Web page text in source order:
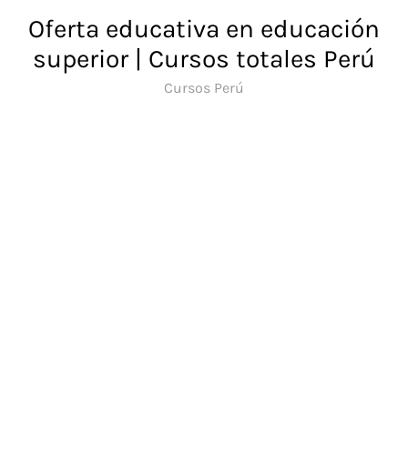
contenido
Oferta educativa en educación
superior | Cursos totales Perú
Cursos Perú